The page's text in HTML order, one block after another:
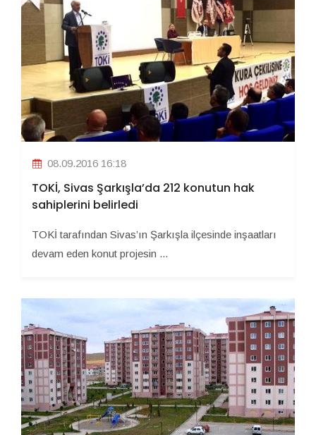
08.09.2016 16:18
TOKİ, Sivas Şarkışla’da 212 konutun hak
sahiplerini belirledi
TOKİ tarafından Sivas’ın Şarkışla ilçesinde inşaatları
devam eden konut projesin ...